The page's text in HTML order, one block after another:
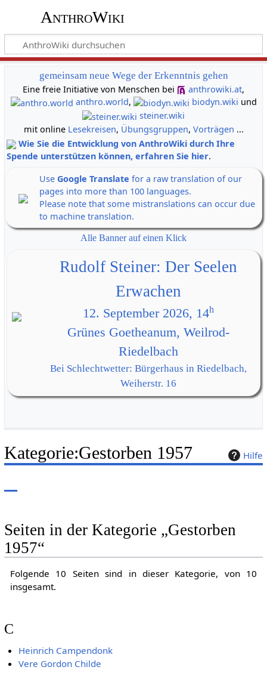
AnthroWiki
gemeinsam neue Wege der Erkenntnis gehen
Eine freie Initiative von Menschen bei
anthrowiki.at,
anthro.world, biodyn.wiki und
steiner.wiki
mit online Lesekreisen, Übungsgruppen, Vorträgen ...
Wie Sie die Entwicklung von AnthroWiki durch Ihre
Spende unterstützen können, erfahren Sie hier.
Use Google Translate for a raw translation of our
pages into more than 100 languages.
Please note that some mistranslations can occur due
to machine translation.
Alle Banner auf einen Klick
Rudolf Steiner: Der Seelen
Erwachen
12. September 2026, 14h
Grünes Goetheanum, Weilrod-
Riedelbach
Bei Schlechtwetter: Bürgerhaus in Riedelbach,
Weiherstr. 16
Hilfe
Kategorie:Gestorben 1957
Seiten in der Kategorie „Gestorben
1957“
Folgende 10 Seiten sind in dieser Kategorie, von 10
insgesamt.
C
Heinrich Campendonk
Vere Gordon Childe